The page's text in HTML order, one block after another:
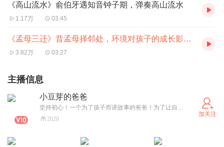
《高山流水》俞伯牙遇知音钟子期，弹奏高山流水
1.17万 03:45
《孟母三迁》昔孟母择邻处，环境对孩子的成长影响非常巨大
3.82万 03:27
主播信息
小豆芽的爸爸
坚持初心！一个为了孩子而讲故事的爸爸！为了让自己的孩子和更多的孩子听到好听、好玩故事的爸爸！~欢迎关注和订阅 你的每个小小举动都是我前进的动力！！
2020
加关注